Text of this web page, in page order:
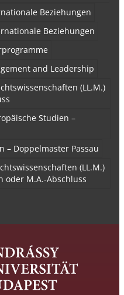
Beziehungen
Beziehungen
and Leadership
(LL.M.)
Studien –
– Doppelmaster Passau
(LL.M.)
oder M.A.-Abschluss